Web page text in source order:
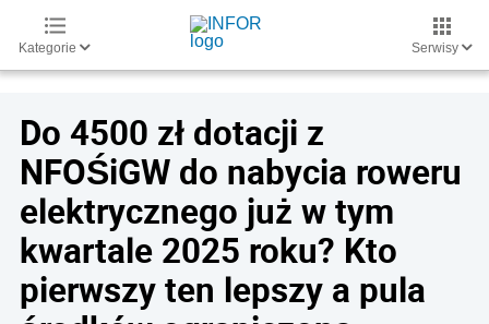
Kategorie Serwisy
Do 4500 zł dotacji z
NFOŚiGW do nabycia roweru
elektrycznego już w tym
kwartale 2025 roku? Kto
pierwszy ten lepszy a pula